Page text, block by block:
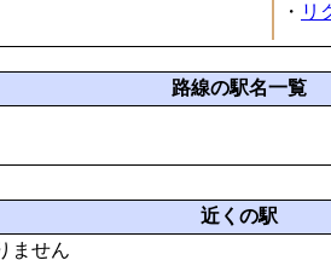
・ リ
路線の駅名一覧
近くの駅
ません